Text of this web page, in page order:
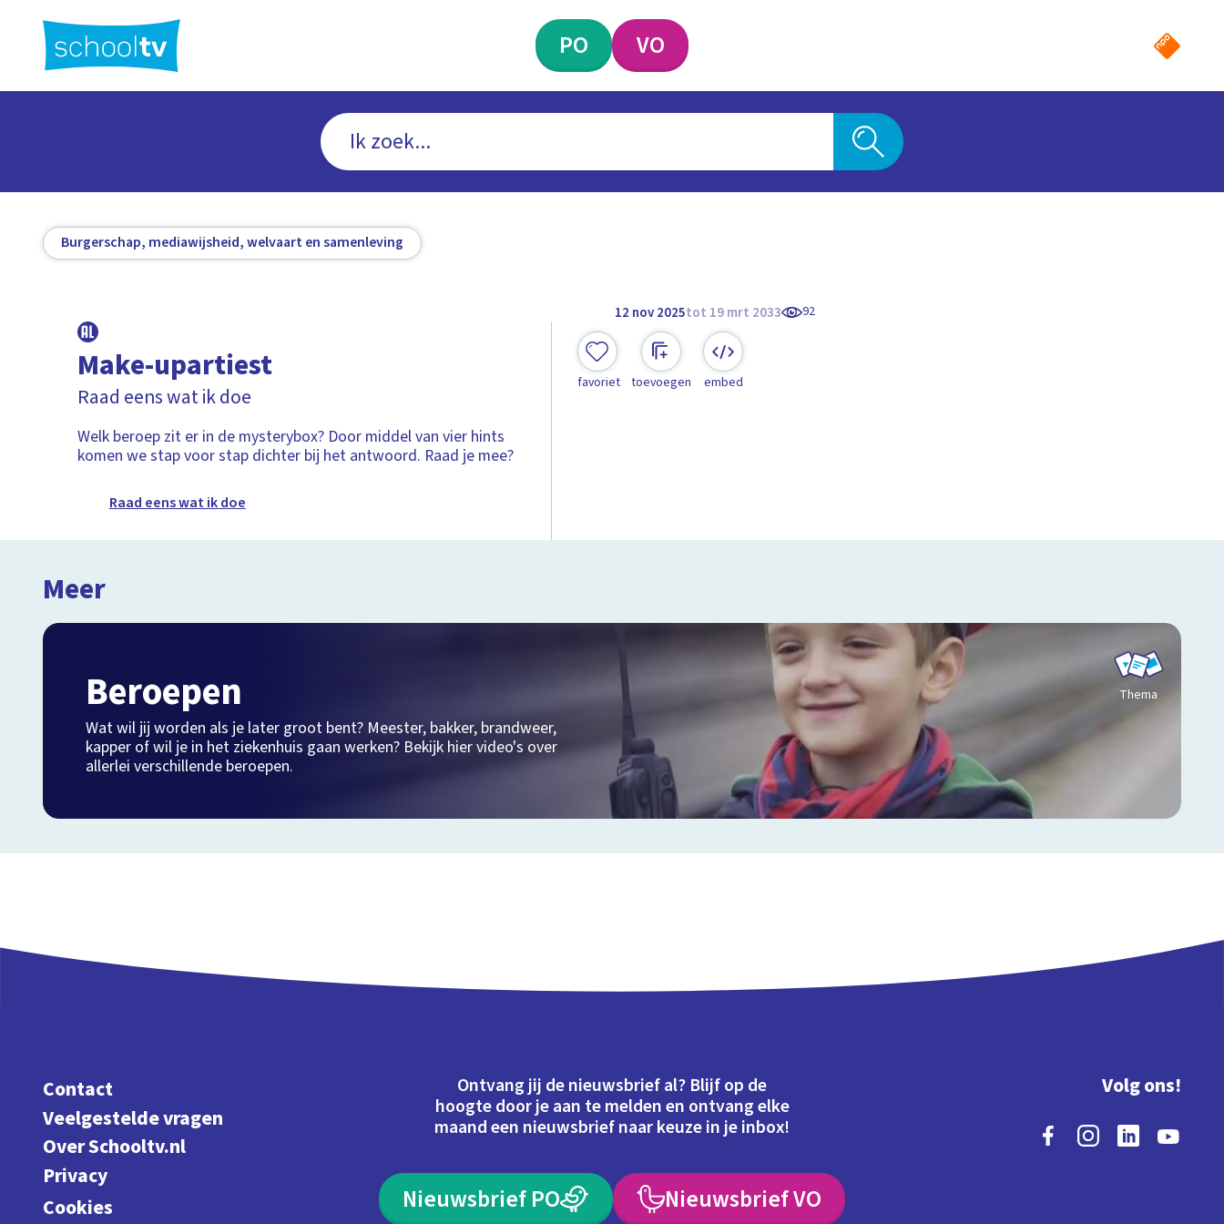
hoofdinhoud
PO VO
Burgerschap, mediawijsheid, welvaart en samenleving
12 nov 2025tot 19 mrt 2033 92
Make-upartiest
Raad eens wat ik doe
Welk beroep zit er in de mysterybox? Door middel van vier hints
komen we stap voor stap dichter bij het antwoord. Raad je mee?
Raad eens wat ik doe
favoriet toevoegen embed
Meer
Beroepen
Wat wil jij worden als je later groot bent? Meester, bakker, brandweer,
kapper of wil je in het ziekenhuis gaan werken? Bekijk hier video's over
allerlei verschillende beroepen.
Thema
Contact
Veelgestelde vragen
Over Schooltv.nl
Privacy
Cookies
Ontvang jij de nieuwsbrief al? Blijf op de
hoogte door je aan te melden en ontvang elke
maand een nieuwsbrief naar keuze in je inbox!
Nieuwsbrief PO Nieuwsbrief VO
Volg ons!